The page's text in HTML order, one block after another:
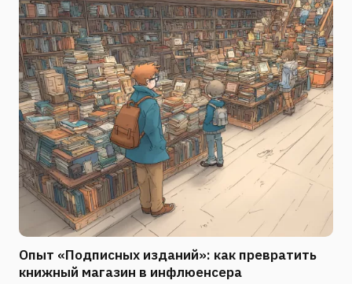
Опыт «Подписных изданий»: как превратить
книжный магазин в инфлюенсера